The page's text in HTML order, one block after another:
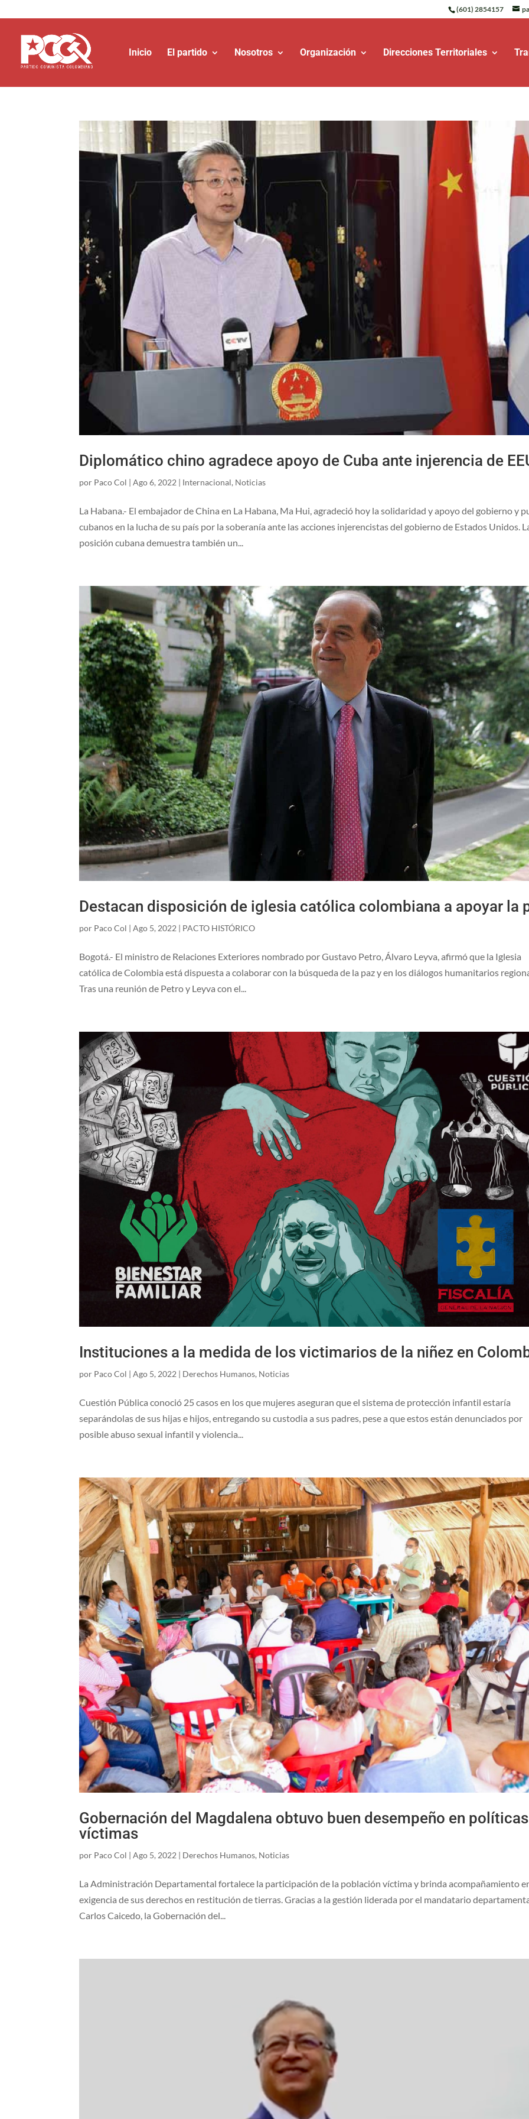
(601) 2854157
Inicio El partido Nosotros Organización Direcciones Territoriales
Diplomático chino agradece apoyo de Cuba ante injerencia de
por Paco Col |Ago 6, 2022 | Internacional, Noticias
La Habana.- El embajador de China en La Habana, Ma Hui, agradeció hoy la solidaridad y apoyo del gobierno y
cubanos en la lucha de su país por la soberanía ante las acciones injerencistas del gobierno de Estados Unidos.
posición cubana demuestra también un...
Destacan disposición de iglesia católica colombiana a apoyar la
por Paco Col |Ago 5, 2022 | PACTO HISTÓRICO
Bogotá.- El ministro de Relaciones Exteriores nombrado por Gustavo Petro, Álvaro Leyva, afirmó que la Iglesia
católica de Colombia está dispuesta a colaborar con la búsqueda de la paz y en los diálogos humanitarios
Tras una reunión de Petro y Leyva con el...
Instituciones a la medida de los victimarios de la niñez en
por Paco Col |Ago 5, 2022 | Derechos Humanos, Noticias
Cuestión Pública conoció 25 casos en los que mujeres aseguran que el sistema de protección infantil estaría
separándolas de sus hijas e hijos, entregando su custodia a sus padres, pese a que estos están denunciados por
posible abuso sexual infantil y violencia...
Gobernación del Magdalena obtuvo buen desempeño en
víctimas
por Paco Col |Ago 5, 2022 | Derechos Humanos, Noticias
La Administración Departamental fortalece la participación de la población víctima y brinda acompañamiento
exigencia de sus derechos en restitución de tierras. Gracias a la gestión liderada por el mandatario
Carlos Caicedo, la Gobernación del...